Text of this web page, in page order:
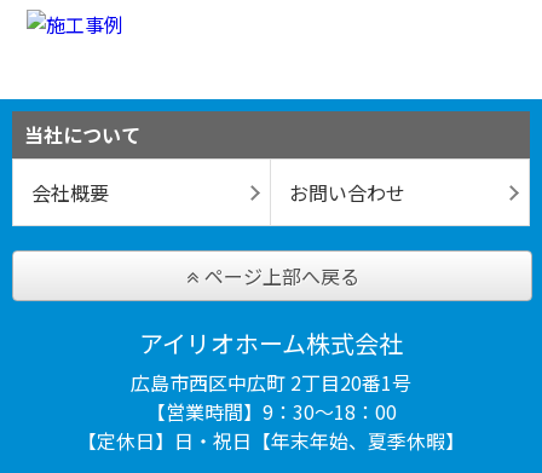
当社について
会社概要
お問い合わせ
ページ上部へ戻る
アイリオホーム株式会社
広島市西区中広町 2丁目20番1号
【営業時間】9：30～18：00
【定休日】日・祝日【年末年始、夏季休暇】